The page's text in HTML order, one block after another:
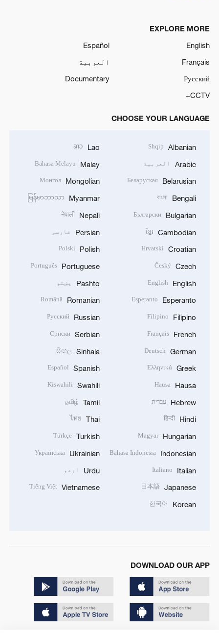
EXPLORE MORE
English
Español
Français
العربية
Русский
Documentary
CCTV+
CHOOSE YOUR LANGUAGE
Albanian
Shqip
Arabic العربية
Belarusian
Беларуская
Bengali
বাংলা
Bulgarian
Български
Cambodian
ខ្មែរ
Croatian
Hrvatski
Czech
Český
English
English
Esperanto
Esperanto
Filipino
Filipino
French
Français
German
Deutsch
Greek
Ελληνικά
Hausa
Hausa
Hebrew עברית
Hindi
हिन्दी
Hungarian
Magyar
Indonesian
Bahasa Indonesia
Italian
Italiano
Japanese
日本語
Korean
한국어
Lao
ລາວ
Malay
Bahasa Melayu
Mongolian
Монгол
Myanmar
မြန်မာဘာသာ
Nepali
नेपाली
Persian فارسی
Polish
Polski
Portuguese
Português
Pashto پښتو
Romanian
Română
Russian
Русский
Serbian
Српски
Sinhala
සිංහල
Spanish
Español
Swahili
Kiswahili
Tamil
தமிழ்
Thai
ไทย
Turkish
Türkçe
Ukrainian
Українська
Urdu اردو
Vietnamese
Tiếng Việt
DOWNLOAD OUR APP